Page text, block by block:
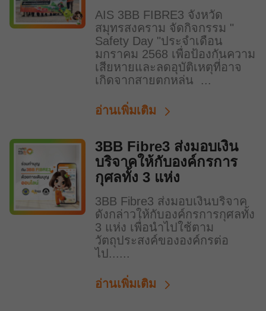
AIS 3BB FIBRE3 จังหวัด
สมุทรสงคราม จัดกิจกรรม "
Safety Day "ประจำเดือน
มกราคม 2568 เพื่อป้องกันความ
เสียหายและลดอุบัติเหตุที่อาจ
เกิดจากสายตกหล่น ...
อ่านเพิ่มเติม
3BB Fibre3 ส่งมอบเงิน
บริจาคให้กับองค์กรการ
กุศลทั้ง 3 แห่ง
3BB Fibre3 ส่งมอบเงินบริจาค
ดังกล่าวให้กับองค์กรการกุศลทั้ง
3 แห่ง เพื่อนำไปใช้ตาม
วัตถุประสงค์ขององค์กรต่อ
ไป......
อ่านเพิ่มเติม